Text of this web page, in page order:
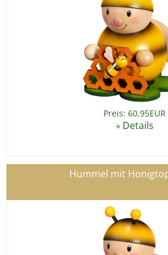
Preis: 60,95EUR
» Details
Hummel mit